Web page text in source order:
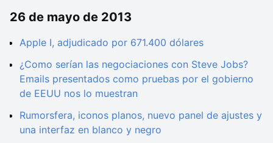
26 de mayo de 2013
Apple I, adjudicado por 671.400 dólares
¿Como serían las negociaciones con Steve Jobs?
Emails presentados como pruebas por el gobierno
de EEUU nos lo muestran
Rumorsfera, iconos planos, nuevo panel de ajustes y
una interfaz en blanco y negro